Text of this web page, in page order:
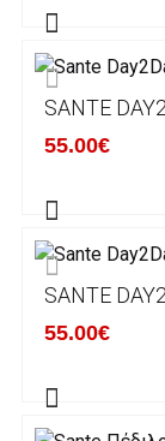
Τα
του
Χρόνος
SANTE
55.00€
SANTE
55.00€